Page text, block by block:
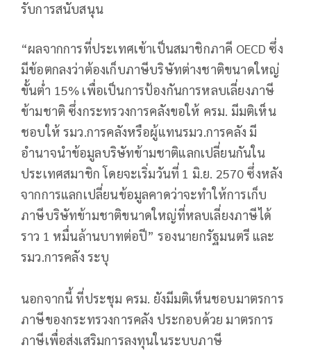
รับการสนับสนุน
“ผลจากการที่ประเทศเข้าเป็นสมาชิกภาคี OECD ซึ่ง
มีข้อตกลงว่าต้องเก็บภาษีบริษัทต่างชาติขนาดใหญ่
ขั้นต่ำ 15% เพื่อเป็นการป้องกันการหลบเลี่ยงภาษี
ข้ามชาติ ซึ่งกระทรวงการคลังขอให้ ครม. มีมติเห็น
ชอบให้ รมว.การคลังหรือผู้แทนรมว.การคลัง มี
อำนาจนำข้อมูลบริษัทข้ามชาติแลกเปลี่ยนกันใน
ประเทศสมาชิก โดยจะเริ่มวันที่ 1 มิ.ย. 2570 ซึ่งหลัง
จากการแลกเปลี่ยนข้อมูลคาดว่าจะทำให้การเก็บ
ภาษีบริษัทข้ามชาติขนาดใหญ่ที่หลบเลี่ยงภาษีได้
ราว 1 หมื่นล้านบาทต่อปี” รองนายกรัฐมนตรี และ
รมว.การคลัง ระบุ
นอกจากนี้ ที่ประชุม ครม. ยังมีมติเห็นชอบมาตรการ
ภาษีของกระทรวงการคลัง ประกอบด้วย มาตรการ
ภาษีเพื่อส่งเสริมการลงทุนในระบบภาษี